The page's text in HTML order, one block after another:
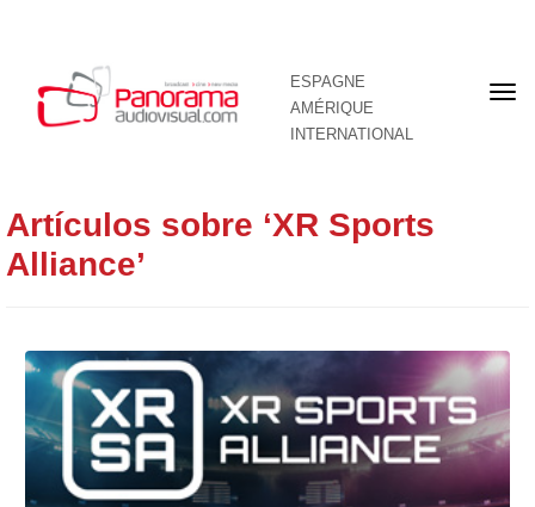
ESPAGNE
AMÉRIQUE
INTERNATIONAL
Artículos sobre ‘XR Sports
Alliance’